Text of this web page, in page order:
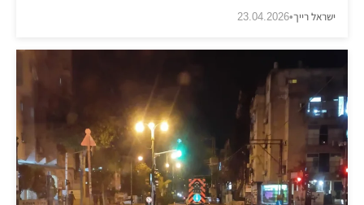
ישראל רייך•
23.04.2026